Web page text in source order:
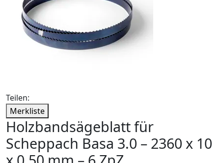
Teilen:
Merkliste
Holzbandsägeblatt für
Scheppach Basa 3.0 – 2360 x 10